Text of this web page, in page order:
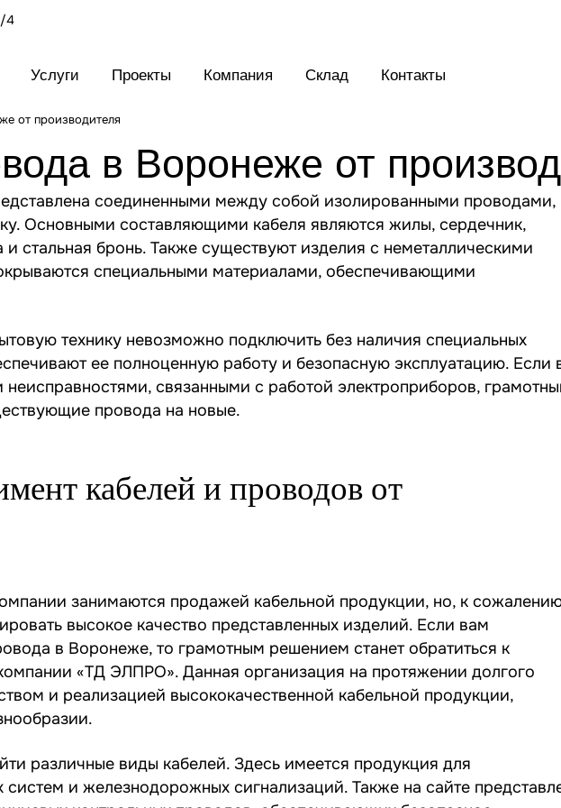
4
Услуги Проекты Компания Склад Контакты
от производителя
в Воронеже от
соединенными между собой изолированными проводами,
Основными составляющими кабеля являются жилы, сердечник,
и стальная бронь. Также существуют изделия с неметаллическими
специальными материалами, обеспечивающими
технику невозможно подключить без наличия специальных
ее полноценную работу и безопасную эксплуатацию. Если
связанными с работой электроприборов,
провода на новые.
кабелей и проводов от
занимаются продажей кабельной продукции, но, к
высокое качество представленных изделий. Если вам
в Воронеже, то грамотным решением станет обратиться к
«ТД ЭЛПРО». Данная организация на протяжении долгого
и реализацией высококачественной кабельной продукции,
различные виды кабелей. Здесь имеется продукция для
и железнодорожных сигнализаций. Также на сайте